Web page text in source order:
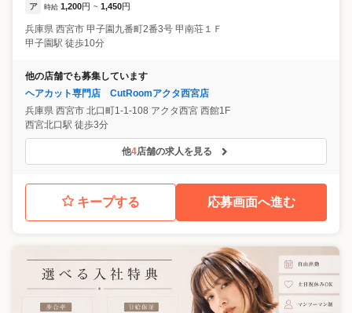
ア 時給 1,200円 ~ 1,450円
兵庫県 西宮市 甲子園九番町2番3号 甲南荘１Ｆ
甲子園駅 徒歩10分
他の店舗でも募集しています
ヘアカット専門店 CutRoomアクタ西宮店
兵庫県 西宮市 北口町1-1-108 アクタ西宮 西館1F
西宮北口駅 徒歩3分
他4店舗の求人を見る
キープする 応募画面へ進む